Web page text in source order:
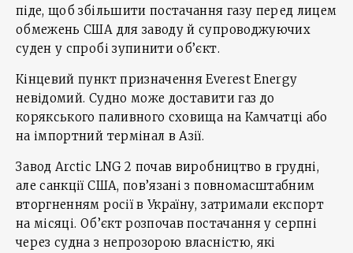
піде, щоб збільшити постачання газу перед лицем
обмежень США для заводу й супроводжуючих
суден у спробі зупинити об’єкт.
Кінцевий пункт призначення Everest Energy
невідомий. Судно може доставити газ до
корякського паливного сховища на Камчатці або
на імпортний термінал в Азії.
Завод Arctic LNG 2 почав виробництво в грудні,
але санкції США, пов’язані з повномасштабним
вторгненням росії в Україну, затримали експорт
на місяці. Об’єкт розпочав постачання у серпні
через судна з непрозорою власністю, які